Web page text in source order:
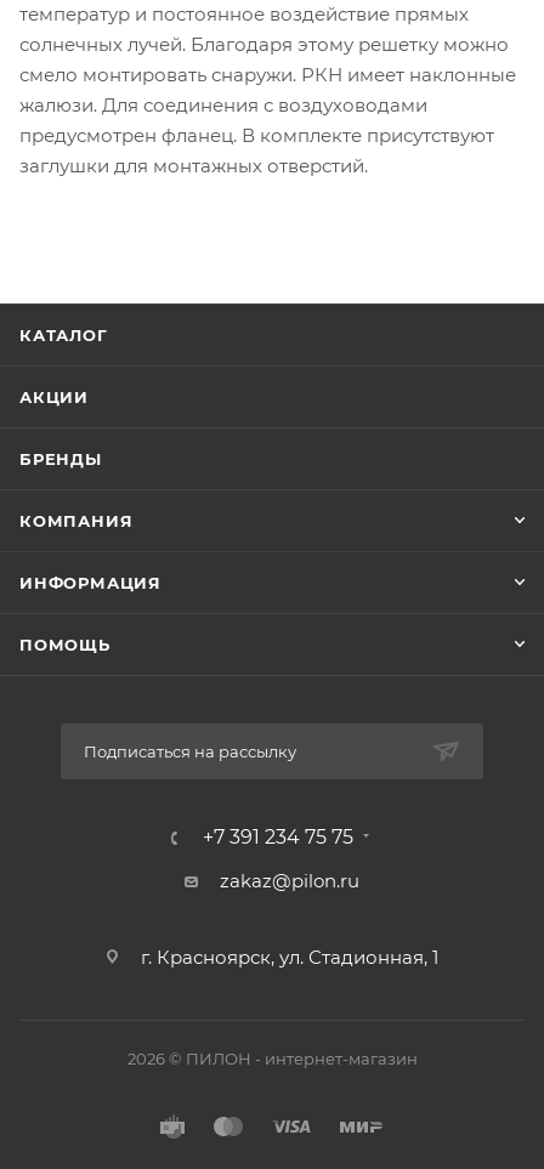
температур и постоянное воздействие прямых
солнечных лучей. Благодаря этому решетку можно
смело монтировать снаружи. РКН имеет наклонные
жалюзи. Для соединения с воздуховодами
предусмотрен фланец. В комплекте присутствуют
заглушки для монтажных отверстий.
КАТАЛОГ
АКЦИИ
БРЕНДЫ
КОМПАНИЯ
ИНФОРМАЦИЯ
ПОМОЩЬ
Подписаться на рассылку
+7 391 234 75 75
zakaz@pilon.ru
г. Красноярск, ул. Стадионная, 1
2026 © ПИЛОН - интернет-магазин